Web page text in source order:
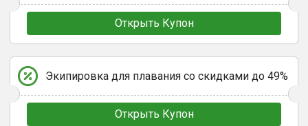
Открыть Купон
Экипировка для плавания со скидками до 49%
Открыть Купон